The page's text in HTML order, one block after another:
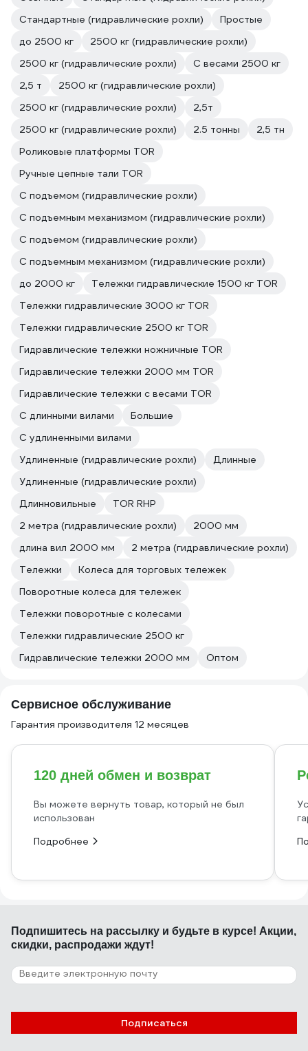
Стандартные (гидравлические рохли)
Простые
до 2500 кг
2500 кг (гидравлические рохли)
2500 кг (гидравлические рохли)
С весами 2500 кг
2,5 т
2500 кг (гидравлические рохли)
2500 кг (гидравлические рохли)
2,5т
2500 кг (гидравлические рохли)
2.5 тонны
2,5 тн
Роликовые платформы TOR
Ручные цепные тали TOR
С подъемом (гидравлические рохли)
С подъемным механизмом (гидравлические рохли)
С подъемом (гидравлические рохли)
С подъемным механизмом (гидравлические рохли)
до 2000 кг
Тележки гидравлические 1500 кг TOR
Тележки гидравлические 3000 кг TOR
Тележки гидравлические 2500 кг TOR
Гидравлические тележки ножничные TOR
Гидравлические тележки 2000 мм TOR
Гидравлические тележки с весами TOR
С длинными вилами
Большие
С удлиненными вилами
Удлиненные (гидравлические рохли)
Длинные
Удлиненные (гидравлические рохли)
Длинновильные
TOR RHP
2 метра (гидравлические рохли)
2000 мм
длина вил 2000 мм
2 метра (гидравлические рохли)
Тележки
Колеса для торговых тележек
Поворотные колеса для тележек
Тележки поворотные с колесами
Тележки гидравлические 2500 кг
Гидравлические тележки 2000 мм
Оптом
Сервисное обслуживание
Гарантия производителя 12 месяцев
120 дней обмен и возврат
Вы можете вернуть товар, который не был
использован
Подробнее
Подпишитесь на рассылку и будьте в курсе! Акции,
скидки, распродажи ждут!
Подписаться